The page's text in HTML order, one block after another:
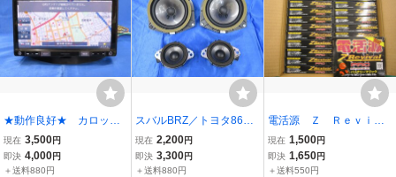
★動作良好★ カロッツ
ェリア AVIC-RZ33 ワ
ンセグモデル ※本体の
み ≪中古品≫
現在 3,500円
即決 4,000円
＋送料880円
スバルBRZ／トヨタ86
純正スピーカー 86301C
A100 86301CA140 86
301CA150 ≪中古品≫
現在 2,200円
即決 3,300円
＋送料880円
電活源 Ｚ Ｒｅｖｉｖ
ａｌ ＰＲＯ Ｚリバイ
バルＰＲＯ 未使用状
態 24個入 代理店倉庫
現在 1,500円
即決 1,650円
＋送料550円